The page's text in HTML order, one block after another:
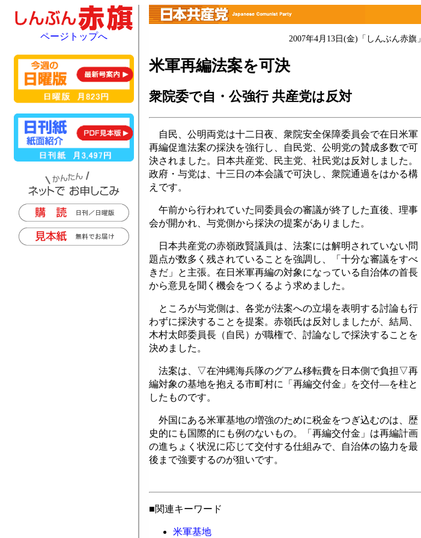
2007年4月13日(金) 「しんぶん赤旗」
米軍再編法案を可決
衆院委で自・公強行 共産党は反対
自民、公明両党は十二日夜、衆院安全保障委員会で在日米軍
再編促進法案の採決を強行し、自民党、公明党の賛成多数で可
決されました。日本共産党、民主党、社民党は反対しました。
政府・与党は、十三日の本会議で可決し、衆院通過をはかる構
えです。
午前から行われていた同委員会の審議が終了した直後、理事
会が開かれ、与党側から採決の提案がありました。
日本共産党の赤嶺政賢議員は、法案には解明されていない問
題点が数多く残されていることを強調し、「十分な審議をすべ
きだ」と主張。在日米軍再編の対象になっている自治体の首長
から意見を聞く機会をつくるよう求めました。
ところが与党側は、各党が法案への立場を表明する討論も行
わずに採決することを提案。赤嶺氏は反対しましたが、結局、
木村太郎委員長（自民）が職権で、討論なしで採決することを
決めました。
法案は、▽在沖縄海兵隊のグアム移転費を日本側で負担▽再
編対象の基地を抱える市町村に「再編交付金」を交付―を柱と
したものです。
外国にある米軍基地の増強のために税金をつぎ込むのは、歴
史的にも国際的にも例のないもの。「再編交付金」は再編計画
の進ちょく状況に応じて交付する仕組みで、自治体の協力を最
後まで強要するのが狙いです。
■関連キーワード
米軍基地
ページトップへ